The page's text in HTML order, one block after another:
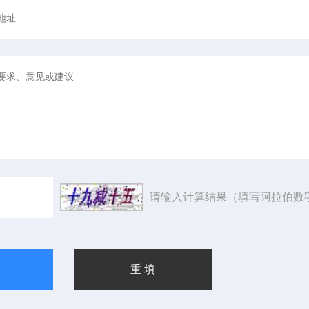
请输入计算结果（填写阿拉伯数